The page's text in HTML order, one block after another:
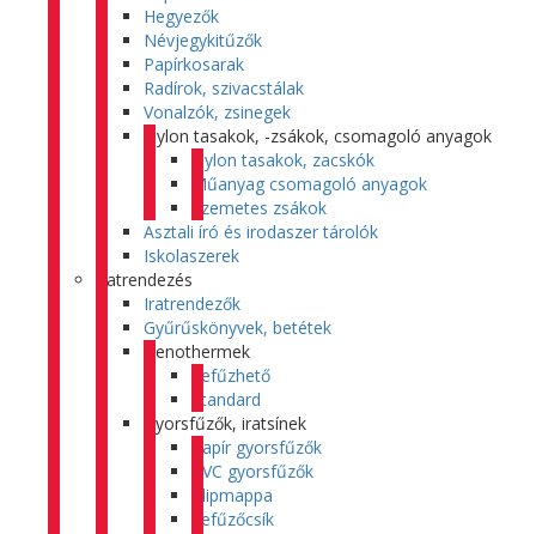
Hegyezők
Névjegykitűzők
Papírkosarak
Radírok, szivacstálak
Vonalzók, zsinegek
Nylon tasakok, -zsákok, csomagoló anyagok
Nylon tasakok, zacskók
Műanyag csomagoló anyagok
Szemetes zsákok
Asztali író és irodaszer tárolók
Iskolaszerek
Iratrendezés
Iratrendezők
Gyűrűskönyvek, betétek
Genothermek
Lefűzhető
Standard
Gyorsfűzők, iratsínek
Papír gyorsfűzők
PVC gyorsfűzők
Klipmappa
Lefűzőcsík